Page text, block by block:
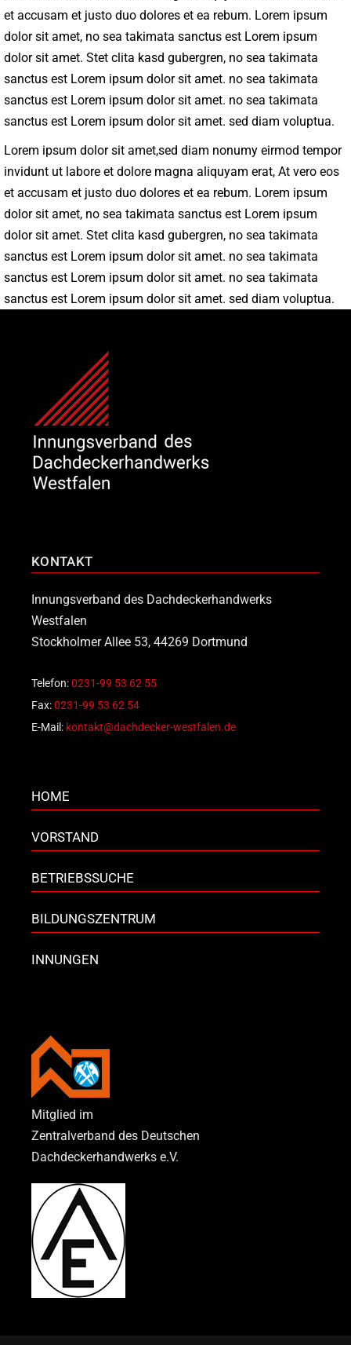
et accusam et justo duo dolores et ea rebum. Lorem ipsum
dolor sit amet, no sea takimata sanctus est Lorem ipsum
dolor sit amet. Stet clita kasd gubergren, no sea takimata
sanctus est Lorem ipsum dolor sit amet. no sea takimata
sanctus est Lorem ipsum dolor sit amet. no sea takimata
sanctus est Lorem ipsum dolor sit amet. sed diam voluptua.
Lorem ipsum dolor sit amet,sed diam nonumy eirmod tempor
invidunt ut labore et dolore magna aliquyam erat, At vero eos
et accusam et justo duo dolores et ea rebum. Lorem ipsum
dolor sit amet, no sea takimata sanctus est Lorem ipsum
dolor sit amet. Stet clita kasd gubergren, no sea takimata
sanctus est Lorem ipsum dolor sit amet. no sea takimata
sanctus est Lorem ipsum dolor sit amet. no sea takimata
sanctus est Lorem ipsum dolor sit amet. sed diam voluptua.
KONTAKT
Innungsverband des Dachdeckerhandwerks
Westfalen
Stockholmer Allee 53, 44269 Dortmund
Telefon:0231-99 53 62 55
Fax:0231-99 53 62 54
E-Mail: kontakt@dachdecker-westfalen.de
HOME
VORSTAND
BETRIEBSSUCHE
BILDUNGSZENTRUM
INNUNGEN
Mitglied im
Zentralverband des Deutschen
Dachdeckerhandwerks e.V.